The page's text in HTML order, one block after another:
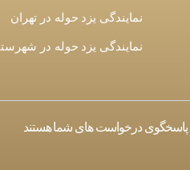
نمایندگی یزد حوله در تهران
نمایندگی یزد حوله در